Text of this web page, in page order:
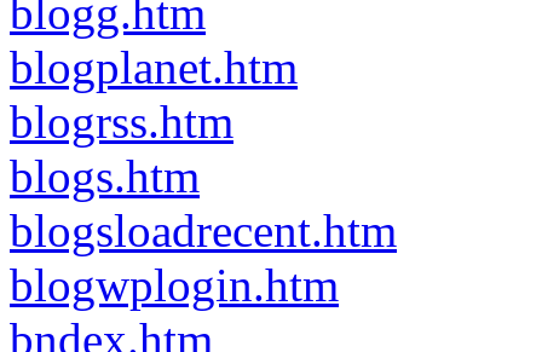
blogg.htm
blogplanet.htm
blogrss.htm
blogs.htm
blogsloadrecent.htm
blogwplogin.htm
bndex.htm